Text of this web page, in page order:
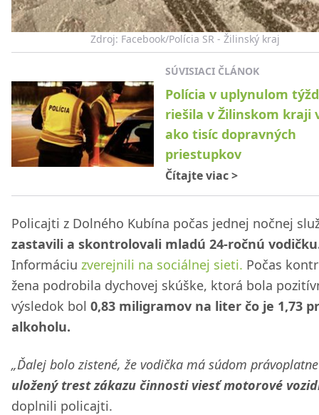
Zdroj: Facebook/Polícia SR - Žilinský kraj
SÚVISIACI ČLÁNOK
Polícia v uplynulom
riešila v Žilinskom kraji
ako tisíc dopravných
priestupkov
Čítajte viac>
Policajti z Dolného Kubína počas jednej nočnej
zastavili a skontrolovali mladú 24-ročnú
Informáciu zverejnili na sociálnej sieti. Počas
žena podrobila dychovej skúške, ktorá bola
výsledok bol 0,83 miligramov na liter čo je 1,73
alkoholu.
„Ďalej bolo zistené, že vodička má súdom právoplatne
uložený trest zákazu činnosti viesť motorové
doplnili policajti.